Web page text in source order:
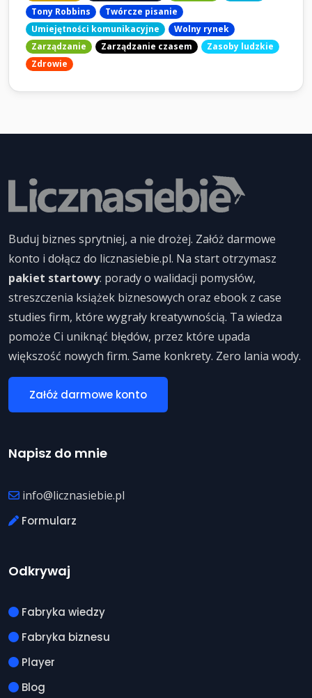
Tony Robbins
Twórcze pisanie
Umiejętności komunikacyjne
Wolny rynek
Zarządzanie
Zarządzanie czasem
Zasoby ludzkie
Zdrowie
Buduj biznes sprytniej, a nie drożej. Załóż darmowe
konto i dołącz do licznasiebie.pl. Na start otrzymasz
pakiet startowy: porady o walidacji pomysłów,
streszczenia książek biznesowych oraz ebook z case
studies firm, które wygrały kreatywnością. Ta wiedza
pomoże Ci uniknąć błędów, przez które upada
większość nowych firm. Same konkrety. Zero lania wody.
Załóż darmowe konto
Napisz do mnie
info@licznasiebie.pl
Formularz
Odkrywaj
Fabryka wiedzy
Fabryka biznesu
Player
Blog